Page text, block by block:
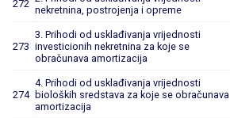
272
nekretnina, postrojenja i opreme
273
3. Prihodi od usklađivanja vrijednosti
investicionih nekretnina za koje se
obračunava amortizacija
274
4. Prihodi od usklađivanja vrijednosti
bioloških sredstava za koje se obračunava
amortizacija